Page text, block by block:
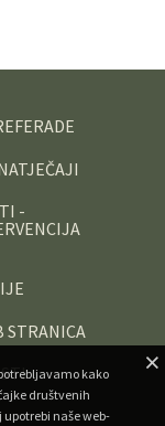
-
STRANICA
kako
društvenih
naše web-